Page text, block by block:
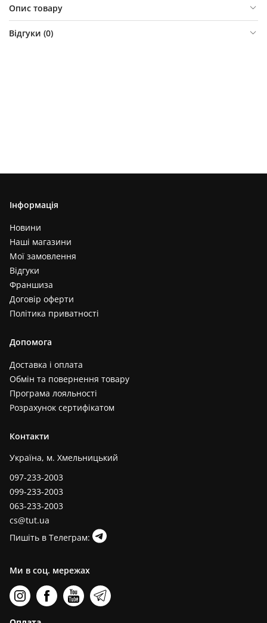
Опис товару
Відгуки (0)
Інформація
Новини
Наші магазини
Мої замовлення
Відгуки
Франшиза
Договір оферти
Політика приватності
Допомога
Доставка і оплата
Обмін та повернення товару
Програма лояльності
Розрахунок сертифікатом
Контакти
Україна, м. Хмельницький
097-233-2003
099-233-2003
063-233-2003
cs@tut.ua
Пишіть в Телеграм:
Ми в соц. мережах